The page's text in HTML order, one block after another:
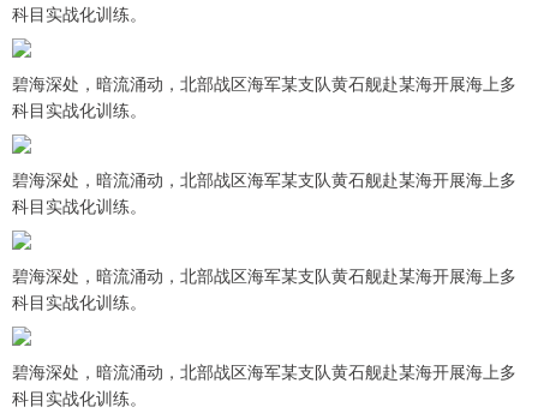
科目实战化训练。
碧海深处，暗流涌动，北部战区海军某支队黄石舰赴某海开展海上多
科目实战化训练。
碧海深处，暗流涌动，北部战区海军某支队黄石舰赴某海开展海上多
科目实战化训练。
碧海深处，暗流涌动，北部战区海军某支队黄石舰赴某海开展海上多
科目实战化训练。
碧海深处，暗流涌动，北部战区海军某支队黄石舰赴某海开展海上多
科目实战化训练。